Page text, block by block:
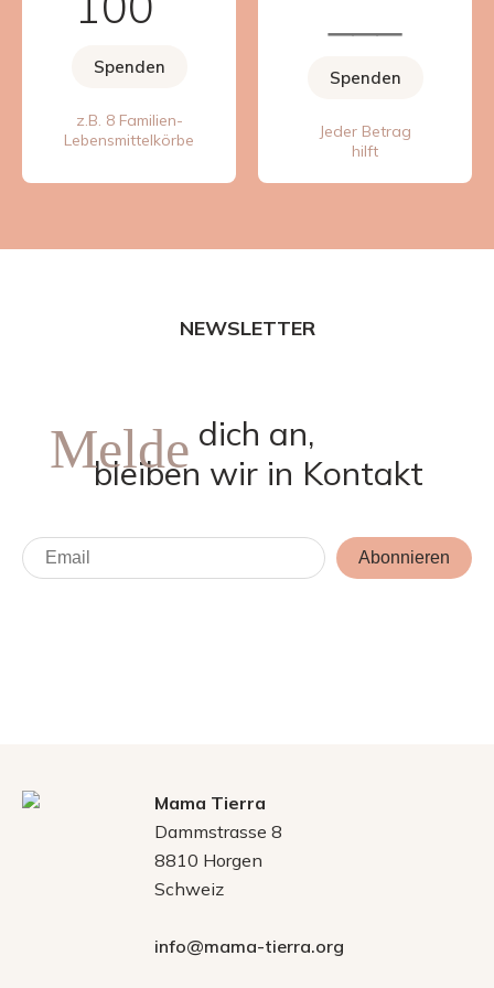
Spenden
z.B. 8 Familien-
Lebensmittelkörbe
Spenden
Jeder Betrag
hilft
NEWSLETTER
Melde dich an,
bleiben wir in Kontakt
Abonnieren
Mama Tierra
Dammstrasse 8
8810 Horgen
Schweiz
info@mama-tierra.org